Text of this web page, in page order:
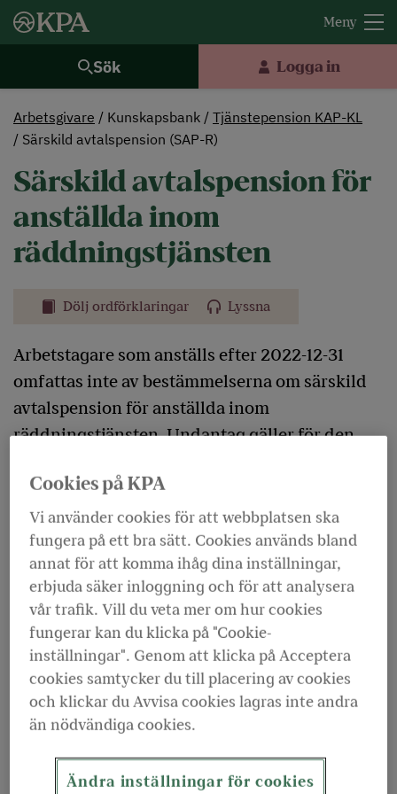
Sök Logga in
Arbetsgivare Kunskapsbank
Tjänstepension KAP-KL
Särskild avtalspension (SAP-R)
Särskild avtalspension för
anställda inom
räddningstjänsten
Dölj ordförklaringar Lyssna
Arbetstagare som anställs efter 2022-12-31
omfattas inte av bestämmelserna om särskild
avtalspension för anställda inom
räddningstjänsten. Undantag gäller för den
haft varaktig anställning inom
räddningstjänsten.
Arbetstagare som inte omfattas av bestämmelserna
om särskild avtalspension har i stället rätt till ett
tilläggsbelopp per månad tilltjänstepension
som lön efter eget val för ett år i taget. Beloppet kan
förändras i samband med centrala
avtalsförändringar.
Arbetstagare som 2022-12-31 är anställd inom
inom utryckningsstyrka eller som haft en tidigare
Cookies på KPA
Vi använder cookies för att webbplatsen ska
fungera på ett bra sätt. Cookies används bland
annat för att komma ihåg dina inställningar,
erbjuda säker inloggning och för att analysera
vår trafik. Vill du veta mer om hur cookies
fungerar kan du klicka på "Cookie-
inställningar". Genom att klicka på Acceptera
cookies samtycker du till placering av cookies
och klickar du Avvisa cookies lagras inte andra
än nödvändiga cookies.
Ändra inställningar för cookies